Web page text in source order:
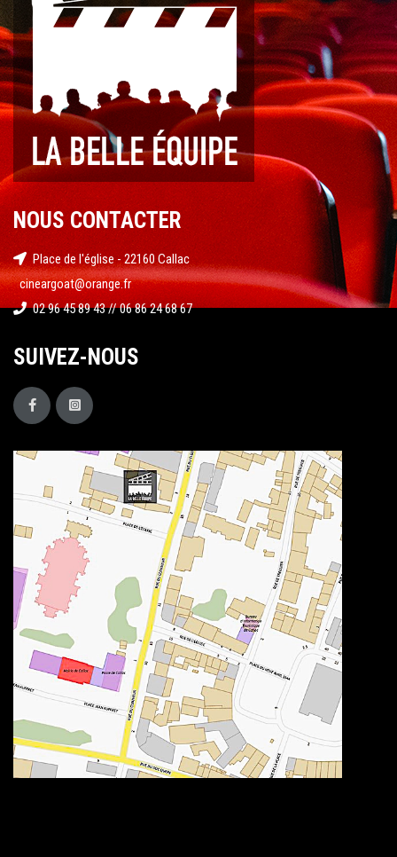
NOUS CONTACTER
Place de l'église - 22160 Callac
cineargoat@orange.fr
02 96 45 89 43 // 06 86 24 68 67
SUIVEZ-NOUS